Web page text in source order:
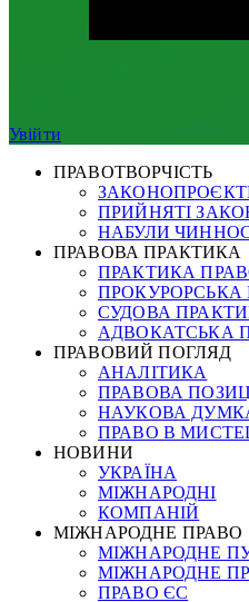
Увійти
ПРАВОТВОРЧІСТЬ
ПРИЙНЯТІ
НАБУЛИ
ПРАВОВА ПРАКТИКА
ПРАКТИКА
ПРОКУРОРСЬКА
СУДОВА
АДВОКАТСЬКА
ПРАВОВИЙ ПОГЛЯД
АНАЛІТИКА
ПРАВОВА
НАУКОВА
ПРАВО В
НОВИНИ
УКРАЇНА
МІЖНАРОДНІ
КОМПАНІЙ
МІЖНАРОДНЕ ПРАВО
МІЖНАРОДНЕ
МІЖНАРОДНЕ
ПРАВО ЄС